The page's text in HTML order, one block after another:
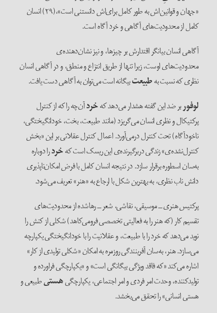
«جهان و قوانین‌‌اش به طور کامل برای‌‌اش دانستنی است»،(۲۹) انسان
کامل از محدودیت‌‌های آگاهی و خرد آگاه است.
آگاهی انسان بیانگر اقتدارش بر چیزها، و نیز نشان‌‌دهنده‌‌ی
محدودیت‌‌های اوست، زیرا تنها از طریق انتزاع و منطق، و در آگاهی انسان
نظری که نسبت بهطبیعتبیگانه است می‌‌‌توان به آگاهی دست یافت.
لوفوربر ضد این گفته هشدار می‌‌‌دهد کهخردآن‌‌‌چه را که از کنترل
پرکتیکال و نظری انسان می‌‌‌گریزد (مانند طبیعت، بخت، خودانگیختگی،
ناخودآگاه) تحت کنترل درمی‌‌آورد. اعمال کنترل عقلانی بر این «بخش
کنترل‌‌نشده‌ی» زندگی دربرگیرنده‌ی این ریسک است کهخردرا دوباره
به‌‌سان اسطوره برقرار ‌سازد. در نتیجه انسان کامل با فرض امکان‌‌ناپذیری
دانش ناب نظری، به بهترین شکل با ارجاع به «هنر» تعریف می‌‌شود.
پرکتیس هنری ــ موسیقی، نقاشی، شعر ــ رهاشده از محدودیت‌‌های
تقسیم کار (که هنر را به فعالیتی تخصصی فرومی‌‌کاهد) شکلی از کنش را
نوید می‌‌دهد که خرد را با طبیعت، و عقلانیت را با خودانگیختگی یکپارچه
می‌‌سازد. هنر، به‌‌سان آفرینندگی روزمره به امکان «شکلی تولیدی از کار»
اشاره می‌‌کند «که فاقد ویژگی بیگانگی است» و «یکپارچگی فراورده و
تولید‌کننده‌، وحدت امر فردی و امر اجتماعی، یکپارچگیهستیطبیعی و
هستی انسانی» را تحقق می‌‌بخشد.